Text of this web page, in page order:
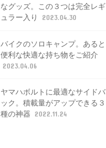
なグッズ。この３つは完全レギ
ュラー入り
2023.04.30
バイクのソロキャンプ。あると
便利な快適な持ち物をご紹介
2023.04.06
ヤマハボルトに最適なサイドバ
ック。積載量がアップできる３
種の神器
2022.11.24